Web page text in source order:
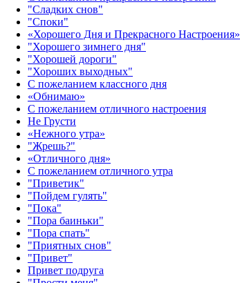
"Сладких снов"
"Споки"
«Хорошего Дня и Прекрасного Настроения»
"Хорошего зимнего дня"
"Хорошей дороги"
"Хороших выходных"
С пожеланием классного дня
«Обнимаю»
С пожеланием отличного настроения
Не Грусти
«Нежного утра»‎
"Жрешь?"
«Отличного дня»‎
С пожеланием отличного утра
"Приветик"
"Пойдем гулять"
"Пока"
"Пора баиньки"
"Пора спать"
"Приятных снов"
"Привет"
Привет подруга